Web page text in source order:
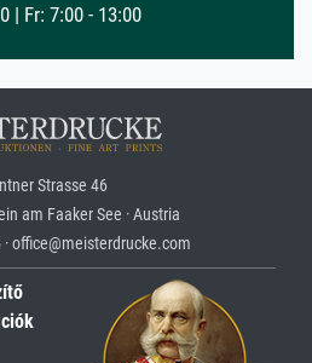
| Fr: 7:00 - 13:00
Strasse 46
am Faaker See · Austria
office@meisterdrucke.com